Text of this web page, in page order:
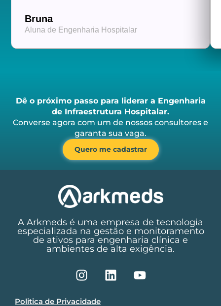
Bruna
Aluna de Engenharia Hospitalar
Dê o próximo passo para liderar a Engenharia
de Infraestrutura Hospitalar.
Converse agora com um de nossos consultores e
garanta sua vaga.
Quero me cadastrar
A Arkmeds é uma empresa de tecnologia
especializada na gestão e monitoramento
de ativos para engenharia clínica e
ambientes de alta exigência.
Politica de Privacidade